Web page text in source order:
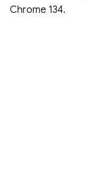
Chrome 134.